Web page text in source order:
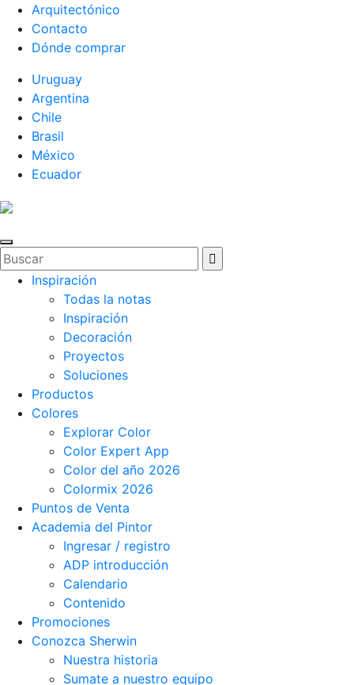
Arquitectónico
Contacto
Dónde comprar
Uruguay
Argentina
Chile
Brasil
México
Ecuador
Inspiración
Todas la notas
Inspiración
Decoración
Proyectos
Soluciones
Productos
Colores
Explorar Color
Color Expert App
Color del año 2026
Colormix 2026
Puntos de Venta
Academia del Pintor
Ingresar / registro
ADP introducción
Calendario
Contenido
Promociones
Conozca Sherwin
Nuestra historia
Sumate a nuestro equipo